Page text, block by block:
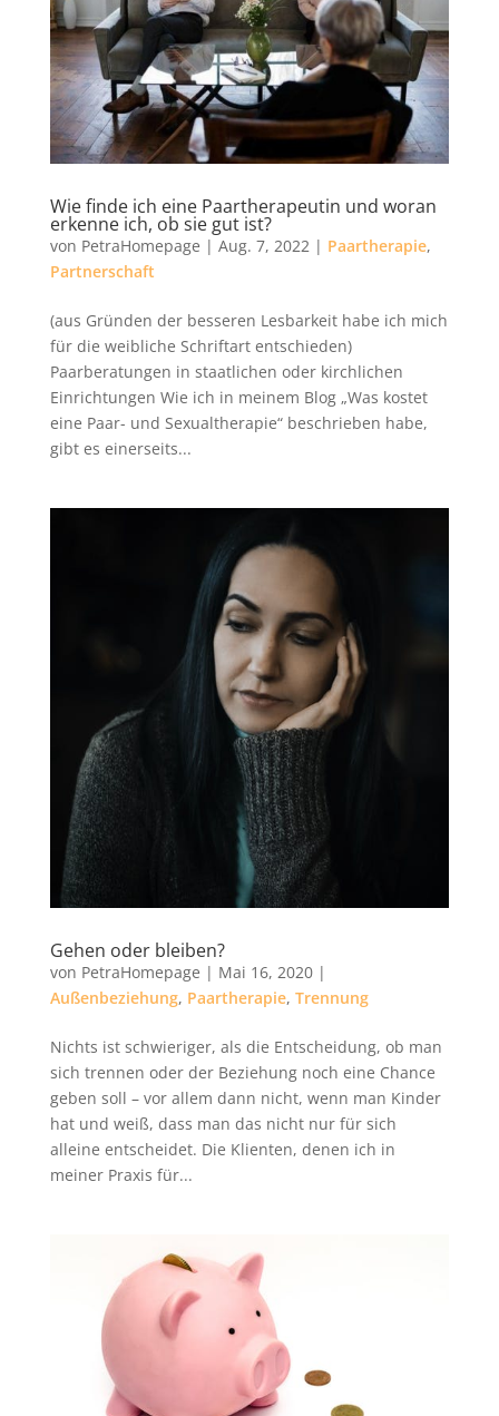
Wie finde ich eine Paartherapeutin und woran
erkenne ich, ob sie gut ist?
von PetraHomepage | Aug. 7, 2022| Paartherapie,
Partnerschaft
(aus Gründen der besseren Lesbarkeit habe ich mich
für die weibliche Schriftart entschieden)
Paarberatungen in staatlichen oder kirchlichen
Einrichtungen Wie ich in meinem Blog „Was kostet
eine Paar- und Sexualtherapie“ beschrieben habe,
gibt es einerseits...
Gehen oder bleiben?
von PetraHomepage | Mai 16, 2020|
Außenbeziehung, Paartherapie, Trennung
Nichts ist schwieriger, als die Entscheidung, ob man
sich trennen oder der Beziehung noch eine Chance
geben soll – vor allem dann nicht, wenn man Kinder
hat und weiß, dass man das nicht nur für sich
alleine entscheidet. Die Klienten, denen ich in
meiner Praxis für...